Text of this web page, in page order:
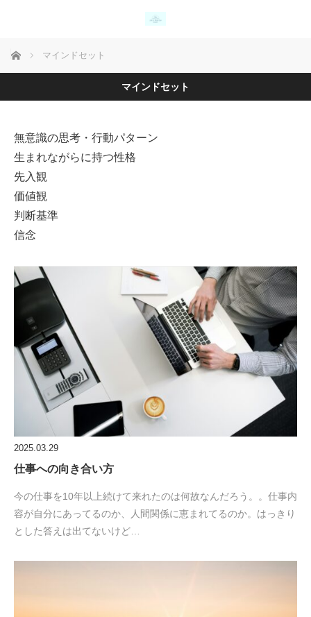
ホーム マインドセット
マインドセット
無意識の思考・行動パターン
生まれながらに持つ性格
先入観
価値観
判断基準
信念
2025.03.29
仕事への向き合い方
今の仕事を10年以上続けて来れたのは何故なんだろう。。仕事内
容が自分にあってるのか、人間関係に恵まれてるのか。はっきり
とした答えは出てないけど…